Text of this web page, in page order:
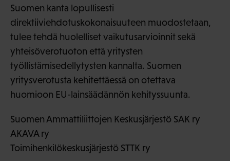
Suomen kanta lopullisesti
direktiiviehdotuskokonaisuuteen muodostetaan,
tulee tehdä huolelliset vaikutusarvioinnit sekä
yhteisöverotuoton että yritysten
työllistämisedellytysten kannalta. Suomen
yritysverotusta kehitettäessä on otettava
huomioon EU-lainsäädännön kehityssuunta.
Suomen Ammattiliittojen Keskusjärjestö SAK ry
AKAVA ry
Toimihenkilökeskusjärjestö STTK ry